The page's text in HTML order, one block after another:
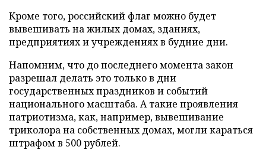
Кроме того, российский флаг можно будет
вывешивать на жилых домах, зданиях,
предприятиях и учреждениях в будние дни.
Напомним, что до последнего момента закон
разрешал делать это только в дни
государственных праздников и событий
национального масштаба. А такие проявления
патриотизма, как, например, вывешивание
триколора на собственных домах, могли караться
штрафом в 500 рублей.